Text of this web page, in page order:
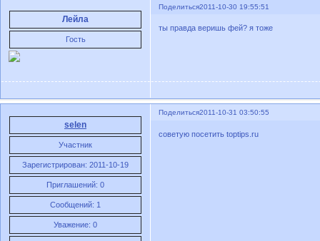
Поделиться2011-10-30 19:55:51
Лейла
Гость
ты правда веришь фей? я тоже
Поделиться2011-10-31 03:50:55
selen
Участник
Зарегистрирован: 2011-10-19
Приглашений: 0
Сообщений: 1
Уважение: 0
советую посетить toptips.ru